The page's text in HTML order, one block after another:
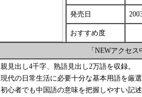
発売日
おすすめ度
「NEWアクセ
親見出し4千字、熟語見出し2万語を収録。
現代の日常生活に必要十分な基本用語を厳
初心者でも中国語の意味を把握しやすい記